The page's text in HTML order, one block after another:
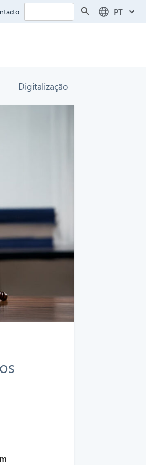
Search PT
Digitalização